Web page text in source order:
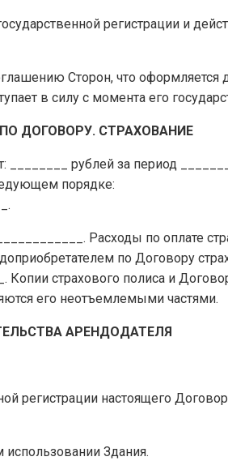
регистрации и
Сторон, что
в силу с момента его
ДОГОВОРУ. СТРАХОВАНИЕ
________ рублей за период
порядке:
Расходы по оплате
по Договору
Копии страхового полиса и
его неотъемлемыми частями.
АРЕНДОДАТЕЛЯ
регистрации настоящего
использовании Здания.